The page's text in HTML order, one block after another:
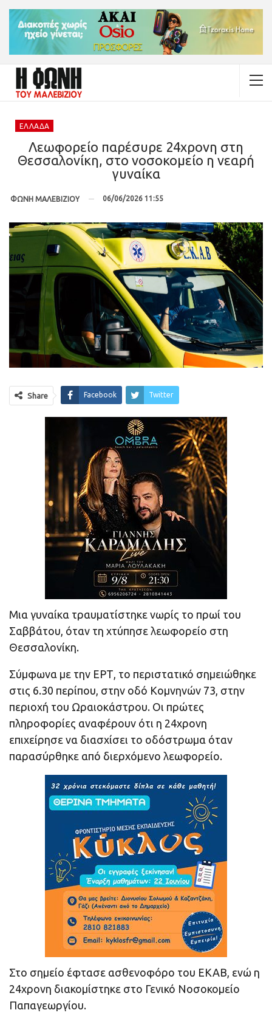
ΕΛΛΆΔΑ
Λεωφορείο παρέσυρε 24χρονη στη
Θεσσαλονίκη, στο νοσοκομείο η νεαρή
γυναίκα
ΦΩΝΗ ΜΑΛΕΒΙΖΙΟΥ 06/06/2026 11:55
Share Facebook Twitter
Μια γυναίκα τραυματίστηκε νωρίς το πρωί του
Σαββάτου, όταν τη χτύπησε λεωφορείο στη
Θεσσαλονίκη.
Σύμφωνα με την ΕΡΤ, το περιστατικό σημειώθηκε
στις 6.30 περίπου, στην οδό Κομνηνών 73, στην
περιοχή του Ωραιοκάστρου. Οι πρώτες
πληροφορίες αναφέρουν ότι η 24χρονη
επιχείρησε να διασχίσει το οδόστρωμα όταν
παρασύρθηκε από διερχόμενο λεωφορείο.
Στο σημείο έφτασε ασθενοφόρο του ΕΚΑΒ, ενώ η
24χρονη διακομίστηκε στο Γενικό Νοσοκομείο
Παπαγεωργίου.